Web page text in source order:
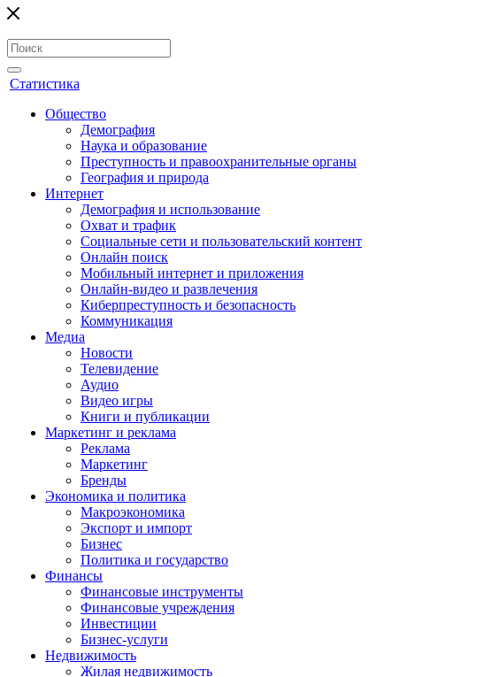
Статистика
Общество
Демография
Наука и образование
Преступность и правоохранительные органы
География и природа
Интернет
Демография и использование
Охват и трафик
Социальные сети и пользовательский контент
Онлайн поиск
Мобильный интернет и приложения
Онлайн-видео и развлечения
Киберпреступность и безопасность
Коммуникация
Медиа
Новости
Телевидение
Аудио
Видео игры
Книги и публикации
Маркетинг и реклама
Реклама
Маркетинг
Бренды
Экономика и политика
Макроэкономика
Экспорт и импорт
Бизнес
Политика и государство
Финансы
Финансовые инструменты
Финансовые учреждения
Инвестиции
Бизнес-услуги
Недвижимость
Жилая недвижимость